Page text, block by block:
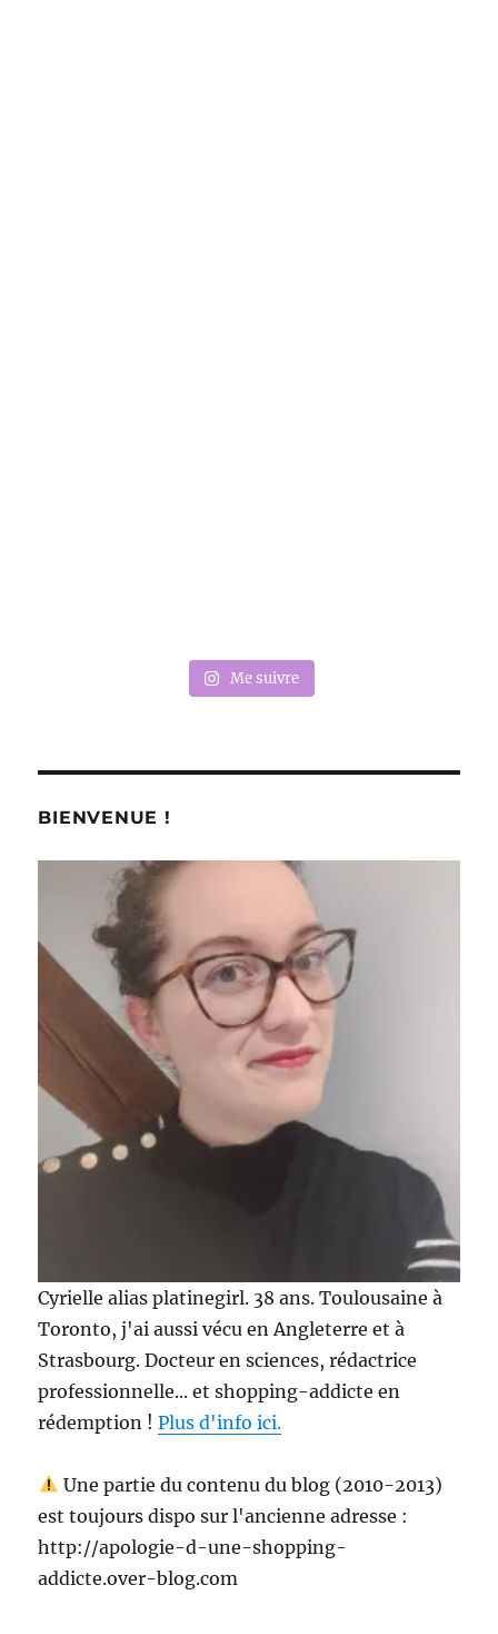
Me suivre
BIENVENUE !
Cyrielle alias platinegirl. 38 ans. Toulousaine à
Toronto, j'ai aussi vécu en Angleterre et à
Strasbourg. Docteur en sciences, rédactrice
professionnelle... et shopping-addicte en
rédemption !Plus d'info ici.
Une partie du contenu du blog (2010-2013)
est toujours dispo sur l'ancienne adresse :
http://apologie-d-une-shopping-
addicte.over-blog.com